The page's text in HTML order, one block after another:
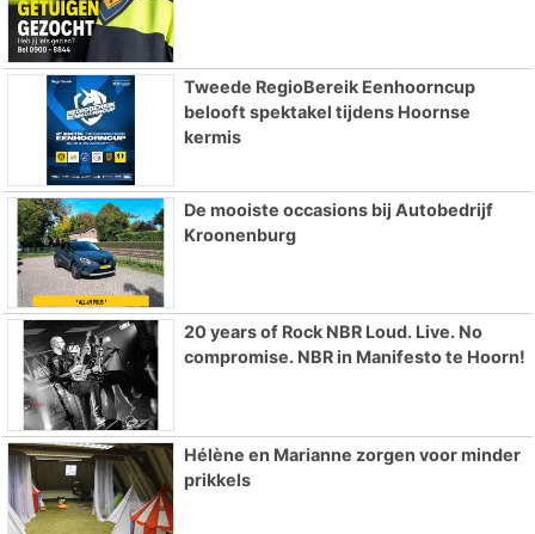
Tweede RegioBereik Eenhoorncup
belooft spektakel tijdens Hoornse
kermis
De mooiste occasions bij Autobedrijf
Kroonenburg
20 years of Rock NBR Loud. Live. No
compromise. NBR in Manifesto te Hoorn!
Hélène en Marianne zorgen voor minder
prikkels